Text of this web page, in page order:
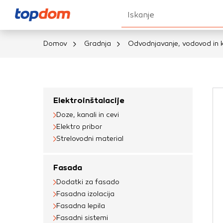
Domov Gradnja Odvodnjavanje, vodovod in
Elektroinštalacije
Doze, kanali in cevi
Elektro pribor
Strelovodni material
Fasada
Dodatki za fasado
Fasadna izolacija
Fasadna lepila
Fasadni sistemi
Ko obiščete katero
brskalnika,
vašo napravo ali pa
informacije
prilagojeno
različna imena
določenih vrst